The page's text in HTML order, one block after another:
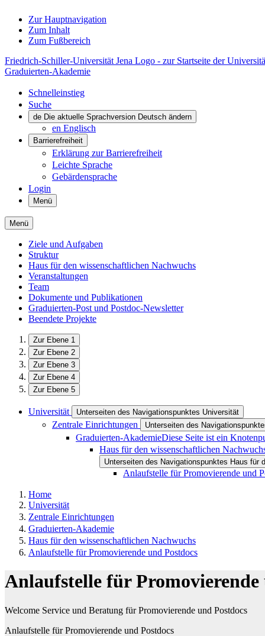
Zur Hauptnavigation
Zum Inhalt
Zum Fußbereich
Friedrich-Schiller-Universität Jena Logo - zur Startseite der
Graduierten-Akademie
Schnelleinstieg
Suche
de Die aktuelle Sprachversion Deutsch ändern
en Englisch
Barrierefreiheit
Erklärung zur Barrierefreiheit
Leichte Sprache
Gebärdensprache
Login
Menü
Menü
Ziele und Aufgaben
Struktur
Haus für den wissenschaftlichen Nachwuchs
Veranstaltungen
Team
Dokumente und Publikationen
Graduierten-Post und Postdoc-Newsletter
Beendete Projekte
Zur Ebene 1
Zur Ebene 2
Zur Ebene 3
Zur Ebene 4
Zur Ebene 5
Universität Unterseiten des Navigationspunktes Universität
Zentrale Einrichtungen Unterseiten des
Graduierten-AkademieDiese Seite ist ein
Haus für den wissenschaftlichen
Unterseiten des Navigationspunktes Haus für
Anlaufstelle für Promovierende und
Home
Universität
Zentrale Einrichtungen
Graduierten-Akademie
Haus für den wissenschaftlichen Nachwuchs
Anlaufstelle für Promovierende und Postdocs
Anlaufstelle für Promovierende
Welcome Service und Beratung für Promovierende und Postdocs
Anlaufstelle für Promovierende und Postdocs